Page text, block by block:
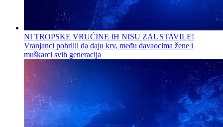
NI TROPSKE VRUĆINE IH NISU ZAUSTAVILE!
Vranjanci pohrlili da daju krv, među davaocima žene i
muškarci svih generacija